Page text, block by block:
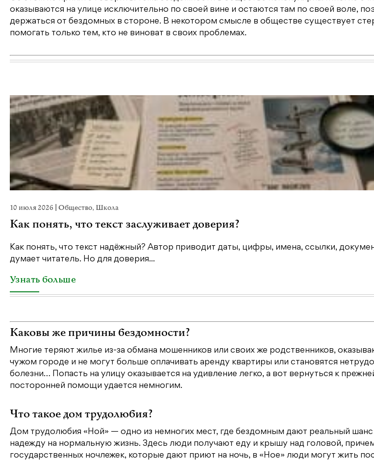
оказываются на улице исключительно по своей вине и остаются там по своей воле,
держаться от бездомных в стороне. В некотором смысле в обществе существует
помогать только тем, кто не виноват в своих проблемах.
10 июля 2026 Общество, Школа
Как понять, что текст заслуживает доверия?
Как понять, что текст надёжный? Автор приводит даты, цифры, имена, ссылки,
думает читатель. Но для доверия...
Узнать больше
Каковы же причины бездомности?
Многие теряют жилье из-за обмана мошенников или своих же родственников,
чужом городе и не могут больше оплачивать аренду квартиры или становятся
болезни… Попасть на улицу оказывается на удивление легко, а вот вернуться к
посторонней помощи удается немногим.
Что такое дом трудолюбия?
Дом трудолюбия «Ной» — одно из немногих мест, где бездомным дают реальный шанс
надежду на нормальную жизнь. Здесь люди получают еду и крышу над головой,
государственных ночлежек, которые дают приют на ночь, в «Ное» люди могут жить